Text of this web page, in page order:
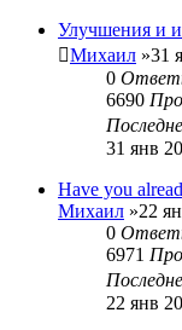
Улучшения и
Михаил »31
0
6690
31 янв
Have you
Михаил »22
0
6971
22 янв